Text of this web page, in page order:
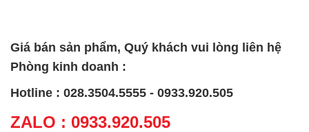
Giá bán sản phẩm, Quý khách vui lòng liên hệ
Phòng kinh doanh :
Hotline : 028.3504.5555 - 0933.920.505
ZALO : 0933.920.505